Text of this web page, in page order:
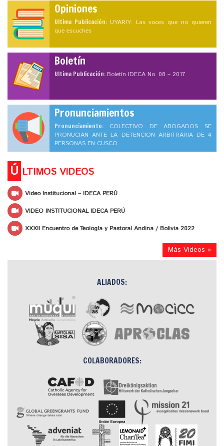
Opiniones
Ultima Publicación: UYARIY: Las voces que no quieren
que escuches
Boletín
Ultima Publicación:Boletín IDECA No. 08 – 2017
Pronunciamientos
Pronunciamiento: COLECTIVO DE ABOGADOS SE
PRONUCIAN ANTE LA DETENCION ARBITRARIA DE 4
PERSONAS EN CUSCO
Ú LTIMOS VIDEOS
Video Institucional – IDECA PERÚ
VIDEO INSTITUCIONAL IDECA PERÚ
XXXII Encuentro de Teología y Pastoral Andina / Bolivia 2022
Más Videos »
ALIADOS:
COLABORADORES: